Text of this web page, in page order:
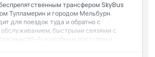
трансфером SkyBus
Тулламерин и городом Мельбурн.
для поездок туда и обратно с
быстрыми связями с
Wi-Fi и удобным доступом в